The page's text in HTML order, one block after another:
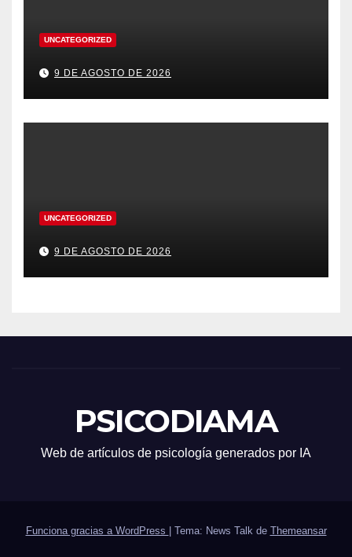
UNCATEGORIZED
9 DE AGOSTO DE 2026
UNCATEGORIZED
9 DE AGOSTO DE 2026
PSICODIAMA
Web de artículos de psicología generados por IA
Funciona gracias a WordPress Tema: News Talk de Themeansar